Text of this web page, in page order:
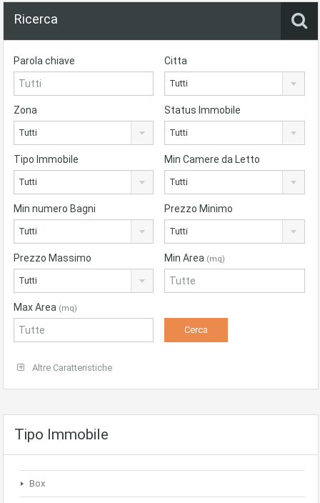
Ricerca
Parola chiave Citta
Tutti
Zona
Tutti
Status Immobile
Tutti
Tipo Immobile
Tutti
Min Camere da Letto
Tutti
Min numero Bagni
Tutti
Prezzo Minimo
Tutti
Prezzo Massimo
Tutti
Min Area (mq)
Max Area (mq)
Altre Caratteristiche
Tipo Immobile
Box